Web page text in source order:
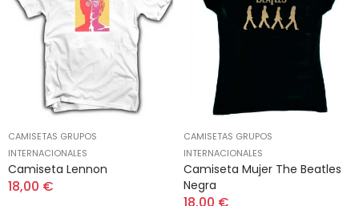
CAMISETAS GRUPOS
INTERNACIONALES
Camiseta Lennon
18,00 €
CAMISETAS GRUPOS
INTERNACIONALES
Camiseta Mujer The Beatles
Negra